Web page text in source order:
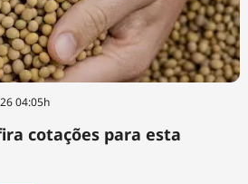
04:05h
cotações para esta